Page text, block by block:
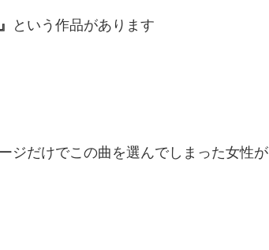
という作品があります
ジだけでこの曲を選んでしまった女性が